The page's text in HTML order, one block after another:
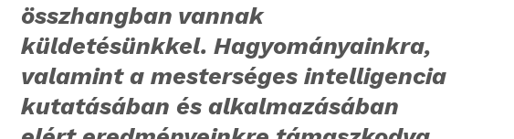
összhangban vannak
küldetésünkkel. Hagyományainkra,
valamint a mesterséges intelligencia
kutatásában és alkalmazásában